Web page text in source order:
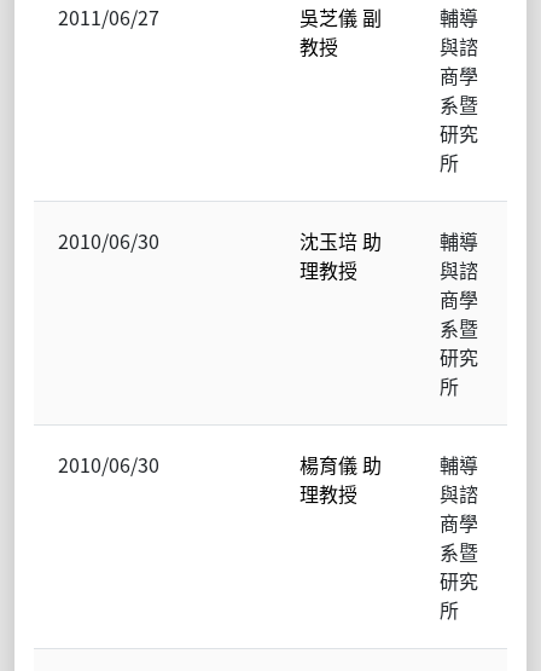
2011/06/27
吳芝儀 副
教授
輔導
與諮
商學
系暨
研究
所
2010/06/30
沈玉培 助
理教授
輔導
與諮
商學
系暨
研究
所
2010/06/30
楊育儀 助
理教授
輔導
與諮
商學
系暨
研究
所